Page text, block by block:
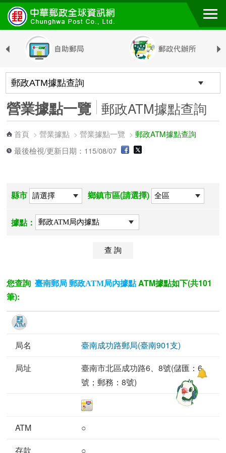
跳到主要內容區塊
營業據點一覽 郵政ATM據點查詢
首頁 >營業據點 >營業據點一覽 >郵政ATM據點查詢
最後檢視/更新日期：115/08/07
縣市 鄉鎮市區(請選擇)
據點：
您查詢 臺南郵局 郵政ATM局內據點 ATM據點如下(共101
筆):
臺南成功路郵局(臺南901支)
臺南市北區成功路6、8號(儲匯：6
號；郵務：8號)
○
○